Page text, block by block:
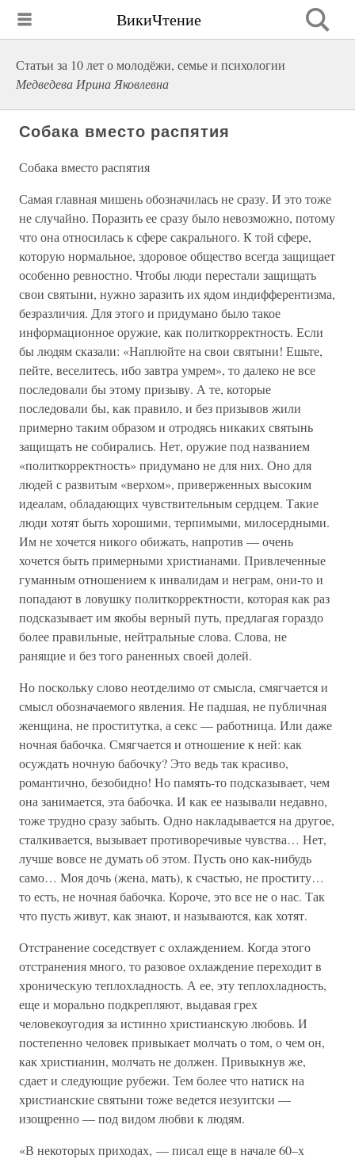
ВикиЧтение
Статьи за 10 лет о молодёжи, семье и психологии
Медведева Ирина Яковлевна
Собака вместо распятия
Собака вместо распятия
Самая главная мишень обозначилась не сразу. И это тоже
не случайно. Поразить ее сразу было невозможно, потому
что она относилась к сфере сакрального. К той сфере,
которую нормальное, здоровое общество всегда защищает
особенно ревностно. Чтобы люди перестали защищать
свои святыни, нужно заразить их ядом индифферентизма,
безразличия. Для этого и придумано было такое
информационное оружие, как политкорректность. Если
бы людям сказали: «Наплюйте на свои святыни! Ешьте,
пейте, веселитесь, ибо завтра умрем», то далеко не все
последовали бы этому призыву. А те, которые
последовали бы, как правило, и без призывов жили
примерно таким образом и отродясь никаких святынь
защищать не собирались. Нет, оружие под названием
«политкорректность» придумано не для них. Оно для
людей с развитым «верхом», приверженных высоким
идеалам, обладающих чувствительным сердцем. Такие
люди хотят быть хорошими, терпимыми, милосердными.
Им не хочется никого обижать, напротив — очень
хочется быть примерными христианами. Привлеченные
гуманным отношением к инвалидам и неграм, они-то и
попадают в ловушку политкорректности, которая как раз
подсказывает им якобы верный путь, предлагая гораздо
более правильные, нейтральные слова. Слова, не
ранящие и без того раненных своей долей.
Но поскольку слово неотделимо от смысла, смягчается и
смысл обозначаемого явления. Не падшая, не публичная
женщина, не проститутка, а секс — работница. Или даже
ночная бабочка. Смягчается и отношение к ней: как
осуждать ночную бабочку? Это ведь так красиво,
романтично, безобидно! Но память-то подсказывает, чем
она занимается, эта бабочка. И как ее называли недавно,
тоже трудно сразу забыть. Одно накладывается на другое,
сталкивается, вызывает противоречивые чувства… Нет,
лучше вовсе не думать об этом. Пусть оно как-нибудь
само… Моя дочь (жена, мать), к счастью, не проститу…
то есть, не ночная бабочка. Короче, это все не о нас. Так
что пусть живут, как знают, и называются, как хотят.
Отстранение соседствует с охлаждением. Когда этого
отстранения много, то разовое охлаждение переходит в
хроническую теплохладность. А ее, эту теплохладность,
еще и морально подкрепляют, выдавая грех
человекоугодия за истинно христианскую любовь. И
постепенно человек привыкает молчать о том, о чем он,
как христианин, молчать не должен. Привыкнув же,
сдает и следующие рубежи. Тем более что натиск на
христианские святыни тоже ведется иезуитски —
изощренно — под видом любви к людям.
«В некоторых приходах, — писал еще в начале 60–х